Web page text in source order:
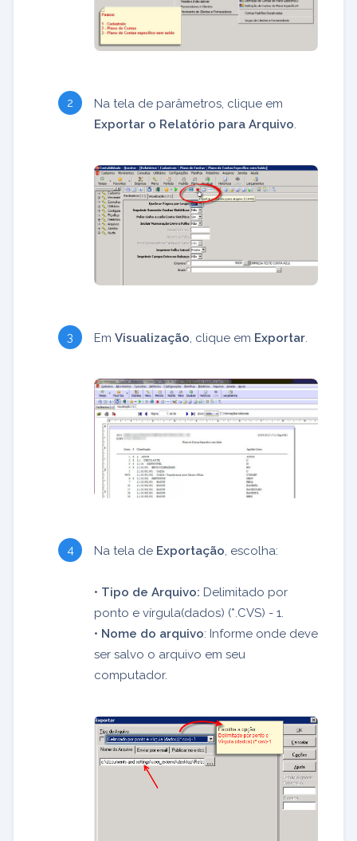
Na tela de parâmetros, clique em
Exportar o Relatório para Arquivo.
Em Visualização, clique em Exportar.
Na tela de Exportação, escolha:
• Tipo de Arquivo: Delimitado por
ponto e vírgula(dados) (*.CVS) - 1.
• Nome do arquivo: Informe onde deve
ser salvo o arquivo em seu
computador.